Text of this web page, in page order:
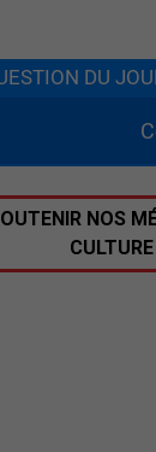
DU
NOS